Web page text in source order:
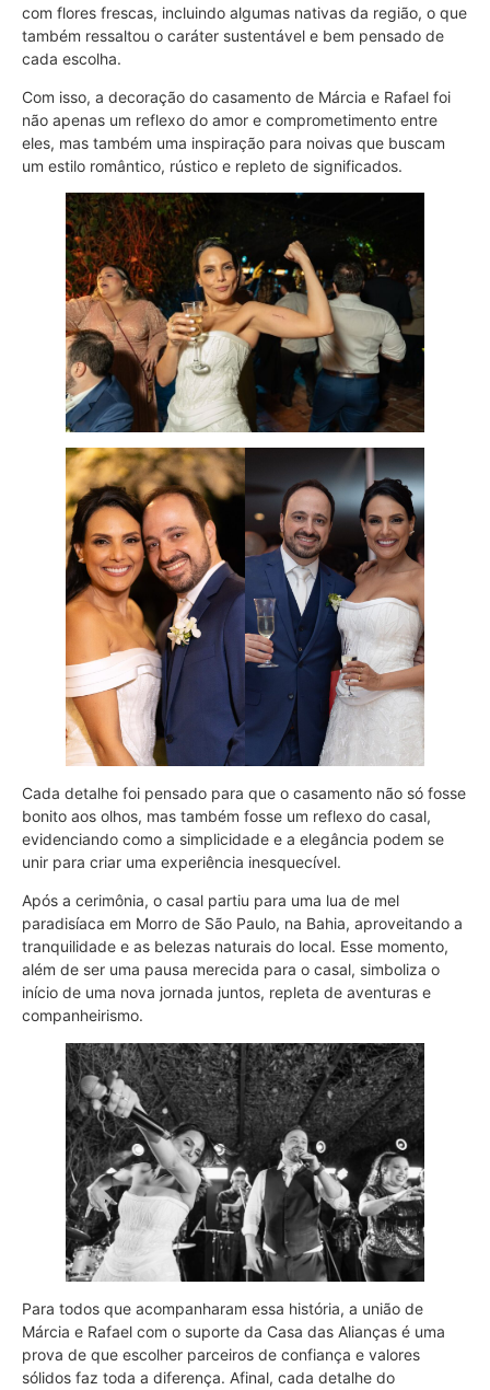
com flores frescas, incluindo algumas nativas da região, o que
também ressaltou o caráter sustentável e bem pensado de
cada escolha.
Com isso, a decoração do casamento de Márcia e Rafael foi
não apenas um reflexo do amor e comprometimento entre
eles, mas também uma inspiração para noivas que buscam
um estilo romântico, rústico e repleto de significados​.
Cada detalhe foi pensado para que o casamento não só fosse
bonito aos olhos, mas também fosse um reflexo do casal,
evidenciando como a simplicidade e a elegância podem se
unir para criar uma experiência inesquecível.
Após a cerimônia, o casal partiu para uma lua de mel
paradisíaca em Morro de São Paulo, na Bahia, aproveitando a
tranquilidade e as belezas naturais do local. Esse momento,
além de ser uma pausa merecida para o casal, simboliza o
início de uma nova jornada juntos, repleta de aventuras e
companheirismo.
Para todos que acompanharam essa história, a união de
Márcia e Rafael com o suporte da Casa das Alianças é uma
prova de que escolher parceiros de confiança e valores
sólidos faz toda a diferença. Afinal, cada detalhe do